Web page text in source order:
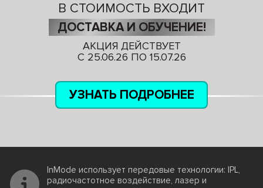
В СТОИМОСТЬ ВХОДИТ
ДОСТАВКА И ОБУЧЕНИЕ!
АКЦИЯ ДЕЙСТВУЕТ
С 25.06.26 ПО 15.07.26
УЗНАТЬ ПОДРОБНЕЕ
InMode использует передовые технологии: IPL,
радиочастотное воздействие, лазер и